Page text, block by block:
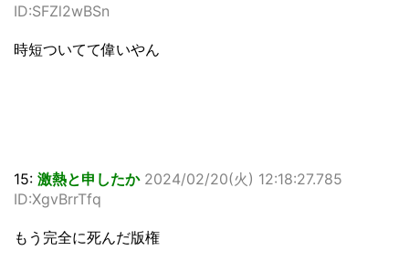
ID:SFZl2wBSn
時短ついてて偉いやん
15: 激熱と申したか 2024/02/20(火) 12:18:27.785
ID:XgvBrrTfq
もう完全に死んだ版権